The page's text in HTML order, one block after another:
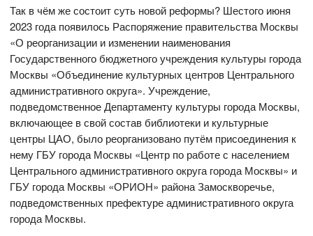
Так в чём же состоит суть новой реформы? Шестого июня
2023 года появилось Распоряжение правительства Москвы
«О реорганизации и изменении наименования
Государственного бюджетного учреждения культуры города
Москвы «Объединение культурных центров Центрального
административного округа». Учреждение,
подведомственное Департаменту культуры города Москвы,
включающее в свой состав библиотеки и культурные
центры ЦАО, было реорганизовано путём присоединения к
нему ГБУ города Москвы «Центр по работе с населением
Центрального административного округа города Москвы» и
ГБУ города Москвы «ОРИОН» района Замоскворечье,
подведомственных префектуре административного округа
города Москвы.